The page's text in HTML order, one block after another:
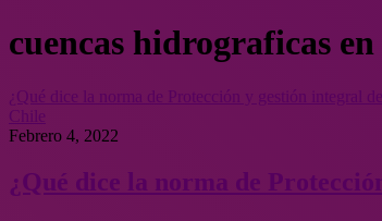
cuencas hidrograficas
¿Qué dice la norma de Protección y gestión integral
Chile
Febrero 4, 2022
¿Qué dice la norma de